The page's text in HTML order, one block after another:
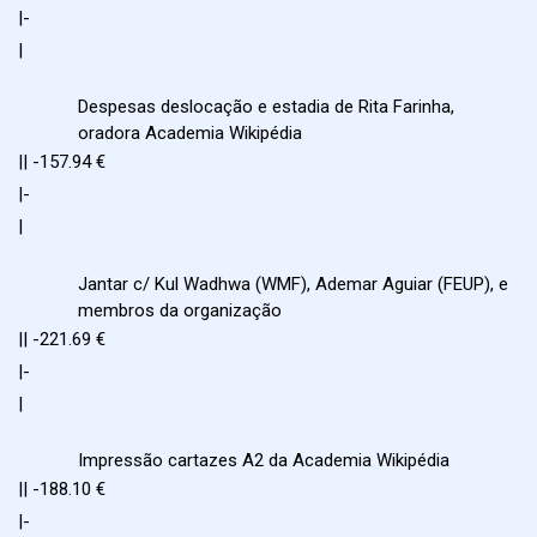
|-
|
Despesas deslocação e estadia de Rita Farinha,
oradora Academia Wikipédia
|| -157.94 €
|-
|
Jantar c/ Kul Wadhwa (WMF), Ademar Aguiar (FEUP), e
membros da organização
|| -221.69 €
|-
|
Impressão cartazes A2 da Academia Wikipédia
|| -188.10 €
|-